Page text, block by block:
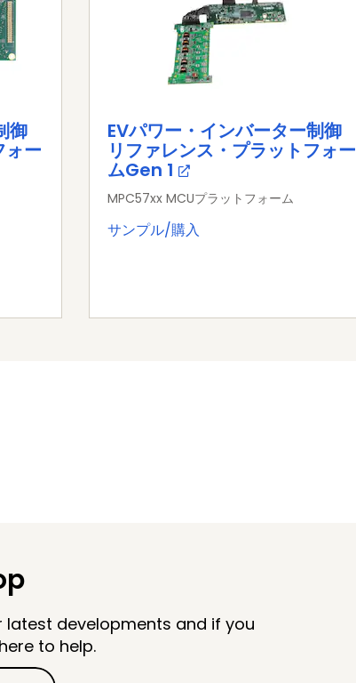
御
ォー
EVパワー・インバーター制御
リファレンス・プラットフォー
ムGen 1
MPC57xx MCUプラットフォーム
サンプル/購入
developments and if you
to help.